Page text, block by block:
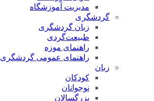
مدیریت آموزشگاه
گردشگری
زبان گردشگری
طبیعت‌گردی
راهنمای موزه
راهنمای عمومی گردشگری
زبان
کودکان
نوجوانان
بزرگسالان